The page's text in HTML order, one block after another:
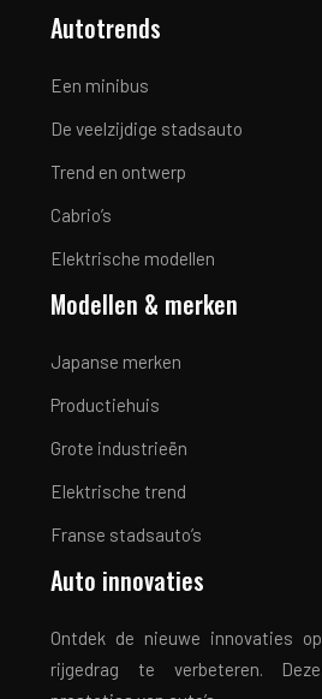
Autotrends
Een minibus
De veelzijdige stadsauto
Trend en ontwerp
Cabrio’s
Elektrische modellen
Modellen & merken
Japanse merken
Productiehuis
Grote industrieën
Elektrische trend
Franse stadsauto’s
Auto innovaties
Ontdek de nieuwe innovaties
rijgedrag te verbeteren.